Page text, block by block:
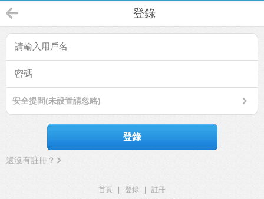
登錄
安全提問(未設置請忽略)
登錄
還沒有註冊？
首頁 登錄
註冊